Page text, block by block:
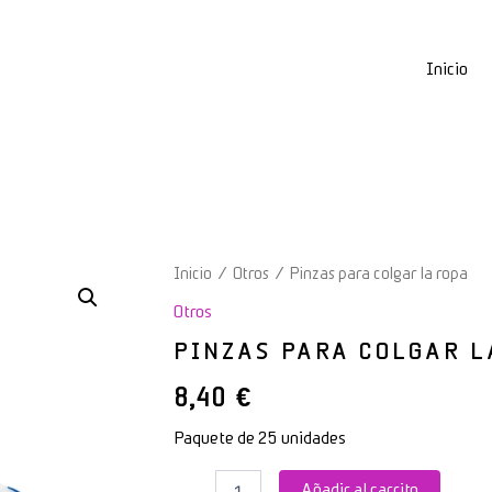
Inicio
Inicio / Otros/ Pinzas para colgar la ropa
Otros
PINZAS PARA COLGAR
8,40 €
Paquete de 25 unidades
Pinzas
colgar
ropa